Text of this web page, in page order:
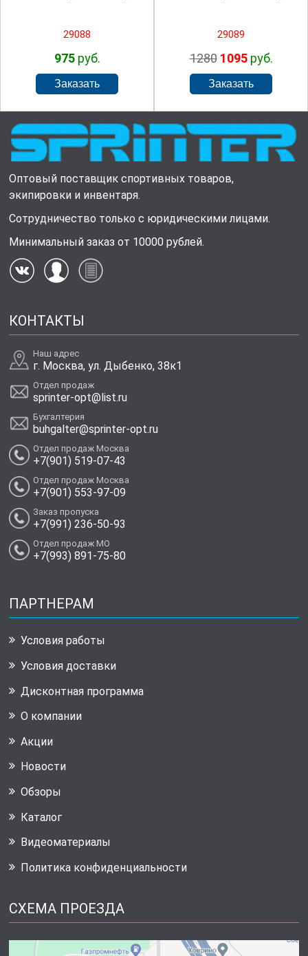
29088
975руб.
29089
1280 1095руб.
Оптовый поставщик спортивных товаров,
экипировки и инвентаря.
Сотрудничество только с юридическими лицами.
Минимальный заказ от 10000 рублей.
КОНТАКТЫ
Наш адрес
г. Москва, ул. Дыбенко, 38к1
Отдел продаж
sprinter-opt@list.ru
Бухгалтерия
buhgalter@sprinter-opt.ru
Отдел продаж Москва
+7(901) 519-07-43
Отдел продаж Москва
+7(901) 553-97-09
Заказ пропуска
+7(991) 236-50-93
Отдел продаж МО
+7(993) 891-75-80
ПАРТНЕРАМ
Условия работы
Условия доставки
Дисконтная программа
О компании
Акции
Новости
Обзоры
Каталог
Видеоматериалы
Политика конфиденциальности
СХЕМА ПРОЕЗДА